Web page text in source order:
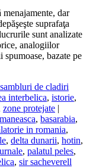
dar
suprafaţa
sunt analizate
analogiilor
bazate pe
de cladiri
interbelica, istorie,
zone protejate |
, basarabia,
in romania,
, delta dunarii, hotin,
, palatul peles,
, sir sacheverell